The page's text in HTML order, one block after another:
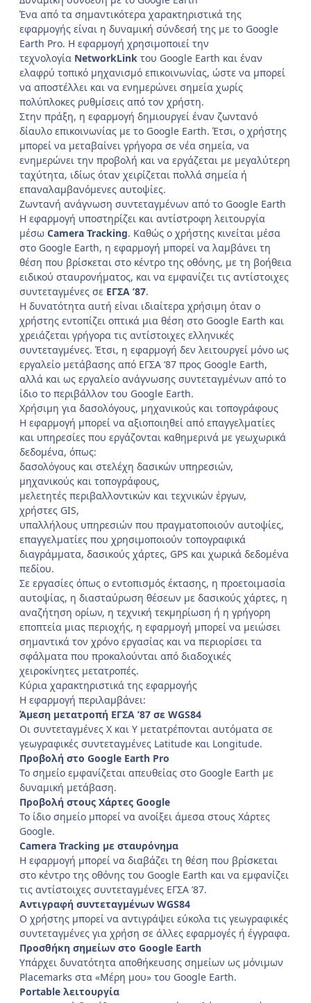
Ένα από τα σημαντικότερα χαρακτηριστικά της
εφαρμογής είναι η δυναμική σύνδεσή της με το Google
Earth Pro. Η εφαρμογή χρησιμοποιεί την
τεχνολογία NetworkLink του Google Earth και έναν
ελαφρύ τοπικό μηχανισμό επικοινωνίας, ώστε να μπορεί
να αποστέλλει και να ενημερώνει σημεία χωρίς
πολύπλοκες ρυθμίσεις από τον χρήστη.
Στην πράξη, η εφαρμογή δημιουργεί έναν ζωντανό
δίαυλο επικοινωνίας με το Google Earth. Έτσι, ο χρήστης
μπορεί να μεταβαίνει γρήγορα σε νέα σημεία, να
ενημερώνει την προβολή και να εργάζεται με μεγαλύτερη
ταχύτητα, ιδίως όταν χειρίζεται πολλά σημεία ή
επαναλαμβανόμενες αυτοψίες.
Ζωντανή ανάγνωση συντεταγμένων από το Google Earth
Η εφαρμογή υποστηρίζει και αντίστροφη λειτουργία
μέσω Camera Tracking. Καθώς ο χρήστης κινείται μέσα
στο Google Earth, η εφαρμογή μπορεί να λαμβάνει τη
θέση που βρίσκεται στο κέντρο της οθόνης, με τη βοήθεια
ειδικού σταυρονήματος, και να εμφανίζει τις αντίστοιχες
συντεταγμένες σε ΕΓΣΑ ’87.
Η δυνατότητα αυτή είναι ιδιαίτερα χρήσιμη όταν ο
χρήστης εντοπίζει οπτικά μια θέση στο Google Earth και
χρειάζεται γρήγορα τις αντίστοιχες ελληνικές
συντεταγμένες. Έτσι, η εφαρμογή δεν λειτουργεί μόνο ως
εργαλείο μετάβασης από ΕΓΣΑ ’87 προς Google Earth,
αλλά και ως εργαλείο ανάγνωσης συντεταγμένων από το
ίδιο το περιβάλλον του Google Earth.
Χρήσιμη για δασολόγους, μηχανικούς και τοπογράφους
Η εφαρμογή μπορεί να αξιοποιηθεί από επαγγελματίες
και υπηρεσίες που εργάζονται καθημερινά με γεωχωρικά
δεδομένα, όπως:
δασολόγους και στελέχη δασικών υπηρεσιών,
μηχανικούς και τοπογράφους,
μελετητές περιβαλλοντικών και τεχνικών έργων,
χρήστες GIS,
υπαλλήλους υπηρεσιών που πραγματοποιούν αυτοψίες,
επαγγελματίες που χρησιμοποιούν τοπογραφικά
διαγράμματα, δασικούς χάρτες, GPS και χωρικά δεδομένα
πεδίου.
Σε εργασίες όπως ο εντοπισμός έκτασης, η προετοιμασία
αυτοψίας, η διασταύρωση θέσεων με δασικούς χάρτες, η
αναζήτηση ορίων, η τεχνική τεκμηρίωση ή η γρήγορη
εποπτεία μιας περιοχής, η εφαρμογή μπορεί να μειώσει
σημαντικά τον χρόνο εργασίας και να περιορίσει τα
σφάλματα που προκαλούνται από διαδοχικές
χειροκίνητες μετατροπές.
Κύρια χαρακτηριστικά της εφαρμογής
Η εφαρμογή περιλαμβάνει:
Άμεση μετατροπή ΕΓΣΑ ’87 σε WGS84
Οι συντεταγμένες Χ και Υ μετατρέπονται αυτόματα σε
γεωγραφικές συντεταγμένες Latitude και Longitude.
Προβολή στο Google Earth Pro
Το σημείο εμφανίζεται απευθείας στο Google Earth με
δυναμική μετάβαση.
Προβολή στους Χάρτες Google
Το ίδιο σημείο μπορεί να ανοίξει άμεσα στους Χάρτες
Google.
Camera Tracking με σταυρόνημα
Η εφαρμογή μπορεί να διαβάζει τη θέση που βρίσκεται
στο κέντρο της οθόνης του Google Earth και να εμφανίζει
τις αντίστοιχες συντεταγμένες ΕΓΣΑ ’87.
Αντιγραφή συντεταγμένων WGS84
Ο χρήστης μπορεί να αντιγράψει εύκολα τις γεωγραφικές
συντεταγμένες για χρήση σε άλλες εφαρμογές ή έγγραφα.
Προσθήκη σημείων στο Google Earth
Υπάρχει δυνατότητα αποθήκευσης σημείων ως μόνιμων
Placemarks στα «Μέρη μου» του Google Earth.
Portable λειτουργία